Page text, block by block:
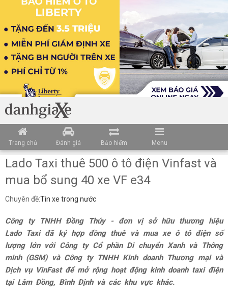
Trang chủ Đánh giá Bảo hiểm Menu
Lado Taxi thuê 500 ô tô điện Vinfast và
mua bổ sung 40 xe VF e34
Chuyên đề:Tin xe trong nước
Công ty TNHH Đồng Thúy - đơn vị sở hữu thương hiệu
Lado Taxi đã ký hợp đồng thuê và mua xe ô tô điện số
lượng lớn với Công ty Cổ phần Di chuyển Xanh và Thông
minh (GSM) và Công ty TNHH Kinh doanh Thương mại và
Dịch vụ VinFast để mở rộng hoạt động kinh doanh taxi điện
tại Lâm Đồng, Bình Định và các khu vực khác.